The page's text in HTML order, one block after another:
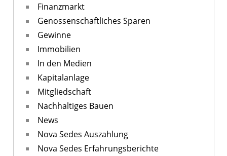
Finanzmarkt
Genossenschaftliches Sparen
Gewinne
Immobilien
In den Medien
Kapitalanlage
Mitgliedschaft
Nachhaltiges Bauen
News
Nova Sedes Auszahlung
Nova Sedes Erfahrungsberichte